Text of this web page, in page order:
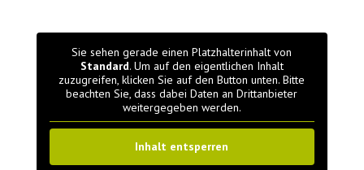
Sie sehen gerade einen Platzhalterinhalt von
Standard. Um auf den eigentlichen Inhalt
zuzugreifen, klicken Sie auf den Button unten. Bitte
beachten Sie, dass dabei Daten an Drittanbieter
weitergegeben werden.
Inhalt entsperren